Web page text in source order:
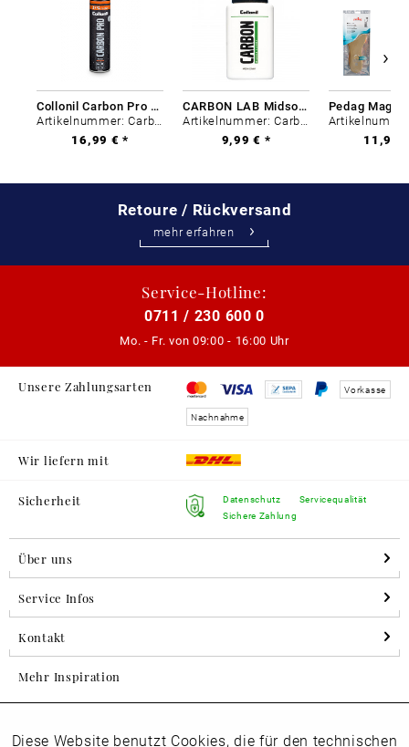
Collonil Carbon Pro 400 ml
16,99 € *
CARBON LAB Midsole Cleaner
9,99 € *
11,99
Retoure / Rückversand
mehr erfahren
Service-Hotline:
0711 / 230 600 0
Mo. - Fr. von 09:00 - 16:00 Uhr
Unsere Zahlungsarten Vorkasse
Nachnahme
Wir liefern mit
Sicherheit
Datenschutz
Sichere Zahlung
Servicequalität
Über uns
Service Infos
Kontakt
Mehr Inspiration
Folgen Sie uns auf Instagram
Funktionale Aktiv
Diese Website benutzt Cookies, die für den technischen